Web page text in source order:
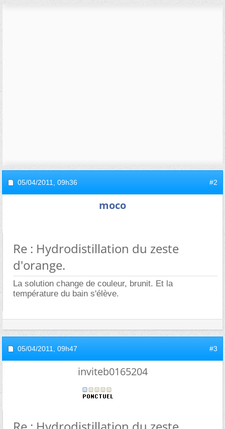
05/04/2011, 09h36 #2
moco
Re : Hydrodistillation du zeste
d'orange.
La solution change de couleur, brunit. Et la
température du bain s'élève.
05/04/2011, 09h47 #3
inviteb0165204